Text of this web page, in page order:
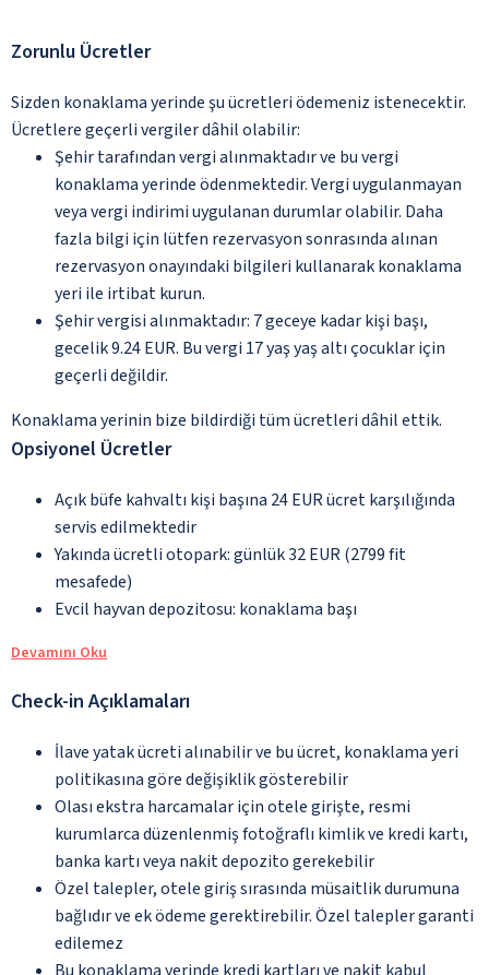
Zorunlu Ücretler
Sizden konaklama yerinde şu ücretleri ödemeniz istenecektir.
Ücretlere geçerli vergiler dâhil olabilir:
Şehir tarafından vergi alınmaktadır ve bu vergi
konaklama yerinde ödenmektedir. Vergi uygulanmayan
veya vergi indirimi uygulanan durumlar olabilir. Daha
fazla bilgi için lütfen rezervasyon sonrasında alınan
rezervasyon onayındaki bilgileri kullanarak konaklama
yeri ile irtibat kurun.
Şehir vergisi alınmaktadır: 7 geceye kadar kişi başı,
gecelik 9.24 EUR. Bu vergi 17 yaş yaş altı çocuklar için
geçerli değildir.
Konaklama yerinin bize bildirdiği tüm ücretleri dâhil ettik.
Opsiyonel Ücretler
Açık büfe kahvaltı kişi başına 24 EUR ücret karşılığında
servis edilmektedir
Yakında ücretli otopark: günlük 32 EUR (2799 fit
mesafede)
Evcil hayvan depozitosu: konaklama başı
Devamını Oku
Check-in Açıklamaları
İlave yatak ücreti alınabilir ve bu ücret, konaklama yeri
politikasına göre değişiklik gösterebilir
Olası ekstra harcamalar için otele girişte, resmi
kurumlarca düzenlenmiş fotoğraflı kimlik ve kredi kartı,
banka kartı veya nakit depozito gerekebilir
Özel talepler, otele giriş sırasında müsaitlik durumuna
bağlıdır ve ek ödeme gerektirebilir. Özel talepler garanti
edilemez
Bu konaklama yerinde kredi kartları ve nakit kabul